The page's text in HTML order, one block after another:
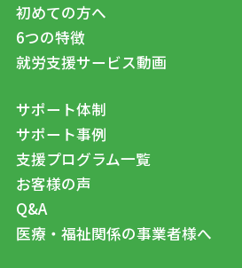
初めての方へ
6つの特徴
就労支援サービス動画
サポート体制
サポート事例
支援プログラム一覧
お客様の声
Q&A
医療・福祉関係の事業者様へ